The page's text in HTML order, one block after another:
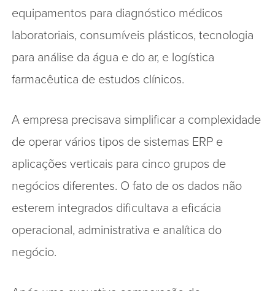
equipamentos para diagnóstico médicos
laboratoriais, consumíveis plásticos, tecnologia
para análise da água e do ar, e logística
farmacêutica de estudos clínicos.
A empresa precisava simplificar a complexidade
de operar vários tipos de sistemas ERP e
aplicações verticais para cinco grupos de
negócios diferentes. O fato de os dados não
esterem integrados dificultava a eficácia
operacional, administrativa e analítica do
negócio.